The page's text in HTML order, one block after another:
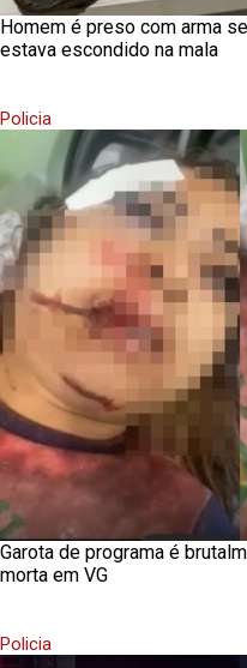
Homem é preso com arma
estava escondido na mala
Policia
Garota de programa é
morta em VG
Policia